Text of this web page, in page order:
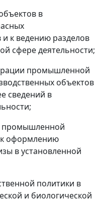
в
к ведению разделов
сфере деятельности;
промышленной
объектов
сведений в
промышленной
к оформлению
в установленной
политики в
и биологической